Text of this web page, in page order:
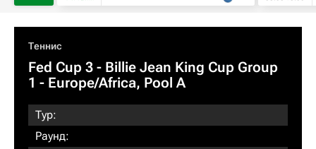
Теннис
Fed Cup 3 - Billie Jean King Cup Group
1 - Europe/Africa, Pool A
Тур:
Раунд: